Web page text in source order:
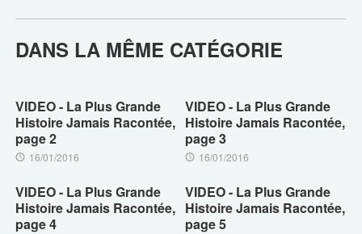
DANS LA MÊME CATÉGORIE
VIDEO - La Plus Grande
Histoire Jamais Racontée,
page 2
16/01/2016
VIDEO - La Plus Grande
Histoire Jamais Racontée,
page 3
16/01/2016
VIDEO - La Plus Grande
Histoire Jamais Racontée,
page 4
VIDEO - La Plus Grande
Histoire Jamais Racontée,
page 5